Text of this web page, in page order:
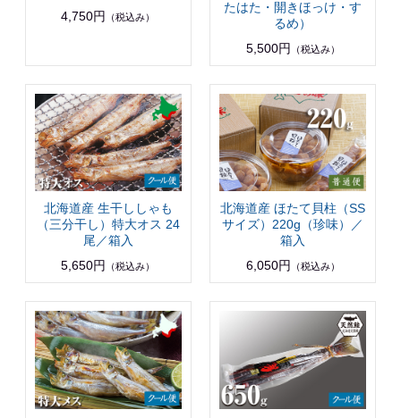
4,750円 （税込み）
たはた・開きほっけ・す
るめ）
5,500円
（税込み）
北海道産 生干ししゃも
（三分干し）特大オス 24
尾／箱入
5,650円
（税込み）
北海道産 ほたて貝柱（SS
サイズ）220g（珍味）／
箱入
6,050円
（税込み）